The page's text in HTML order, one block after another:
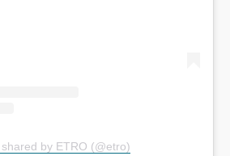
by ETRO (@etro)